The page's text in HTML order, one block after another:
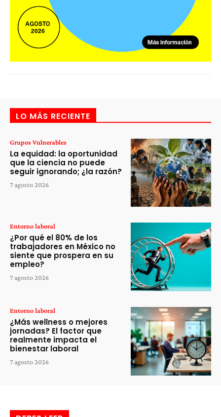
LO MÁS RECIENTE
Grupos Vulnerables
La equidad: la oportunidad
que la ciencia no puede
seguir ignorando; ¿la razón?
7 agosto 2026
Entorno laboral
¿Por qué el 80% de los
trabajadores en México no
siente que prospera en su
empleo?
7 agosto 2026
Entorno laboral
¿Más wellness o mejores
jornadas? El factor que
realmente impacta el
bienestar laboral
7 agosto 2026